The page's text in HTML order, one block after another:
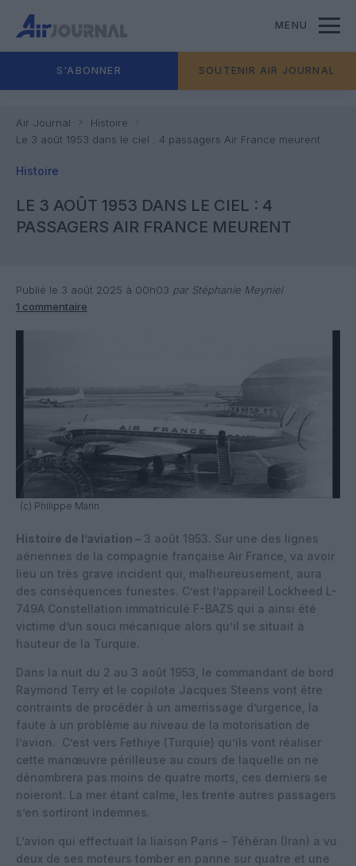
MENU
S'ABONNER SOUTENIR AIR JOURNAL
Air Journal
Histoire
Le 3 août 1953 dans le ciel : 4 passagers Air France meurent
Histoire
LE 3 AOÛT 1953 DANS LE CIEL : 4
PASSAGERS AIR FRANCE MEURENT
Publié le 3 août 2025 à 00h03 par Stéphanie Meyniel
1 commentaire
(c) Philippe Marin
Histoire de l’aviation – 3 août 1953. Sur une des lignes
aériennes de la compagnie française Air France, va avoir
lieu un très grave incident qui, malheureusement, aura
des conséquences funestes. C’est l’appareil Lockheed L-
749A Constellation immatriculé F-BAZS qui a ainsi été
victime d’un souci mécanique alors qu’il se situait à
hauteur de la Turquie.
Dans la nuit du 2 au 3 août 1953, le commandant de bord
Raymond Terry et le copilote Jacques Steens vont être
contraints de procéder à un amerrissage d’urgence, la
faute à un problème au niveau de la motorisation de
l’avion. C’est vers Fethiye (Turquie) qu’ils vont réaliser
cette manœuvre périlleuse au cours de laquelle on ne
dénombrera pas moins de quatre morts, ces derniers se
noieront. La mer étant calme, les trente autres passagers
s’en sortiront indemnes.
L’avion qui effectuait la liaison Paris – Téhéran (Iran) a vu
deux de ses moteurs tomber en panne sur quatre et une